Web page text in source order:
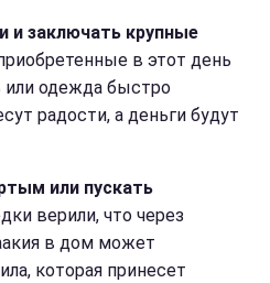
и заключать крупные
в этот день
или одежда быстро
радости, а деньги будут
или пускать
верили, что через
в дом может
которая принесет